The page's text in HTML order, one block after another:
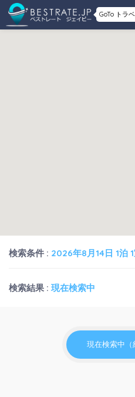
GoTo トラ
検索条件 : 2026年8月14日 1泊
検索結果 : 現在検索中
現在検索中（